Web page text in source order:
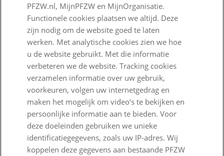
Beleggen voor een goed pensioen
Nieuwe regels voor pensioen
Zo staan we ervoor
Nieuws
Voor de pers
PFZW Dichtbij
Werken bij PFZW
Responsible disclosure
PFZW.nl, MijnPFZW en MijnOrganisatie.
Functionele cookies plaatsen we altijd. Deze
zijn nodig om de website goed te laten
werken. Met analytische cookies zien we hoe
u de website gebruikt. Met die informatie
verbeteren we de website. Tracking cookies
verzamelen informatie over uw gebruik,
voorkeuren, volgen uw internetgedrag en
maken het mogelijk om video’s te bekijken en
persoonlijke informatie aan te bieden. Voor
deze doeleinden gebruiken we unieke
identificatiegegevens, zoals uw IP-adres. Wij
koppelen deze gegevens aan bestaande PFZW